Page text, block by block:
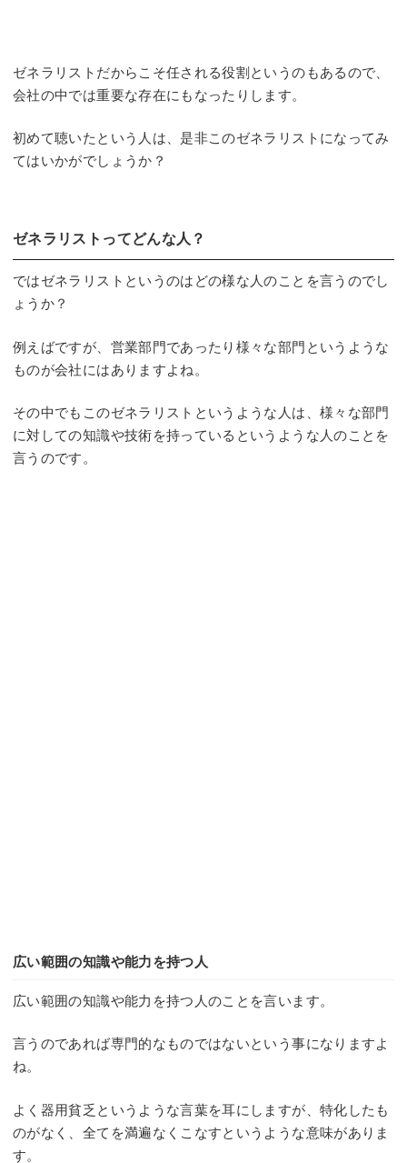
ゼネラリストだからこそ任される役割というのもあるので、
会社の中では重要な存在にもなったりします。
初めて聴いたという人は、是非このゼネラリストになってみ
てはいかがでしょうか？
ゼネラリストってどんな人？
ではゼネラリストというのはどの様な人のことを言うのでし
ょうか？
例えばですが、営業部門であったり様々な部門というような
ものが会社にはありますよね。
その中でもこのゼネラリストというような人は、様々な部門
に対しての知識や技術を持っているというような人のことを
言うのです。
広い範囲の知識や能力を持つ人
広い範囲の知識や能力を持つ人のことを言います。
言うのであれば専門的なものではないという事になりますよ
ね。
よく器用貧乏というような言葉を耳にしますが、特化したも
のがなく、全てを満遍なくこなすというような意味がありま
す。